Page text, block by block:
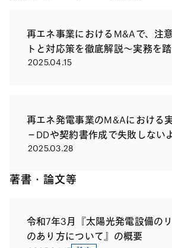
再エネ事業におけるM&Aで、注
トと対応策を徹底解説〜実務を
項の作成方法を中心に〜
2025.04.15
再エネ発電事業のM&Aにおける
－DDや契約書作成で失敗しない
－
2025.03.28
著書・論文等
令和7年3月『太陽光発電設備の
のあり方について』の概要